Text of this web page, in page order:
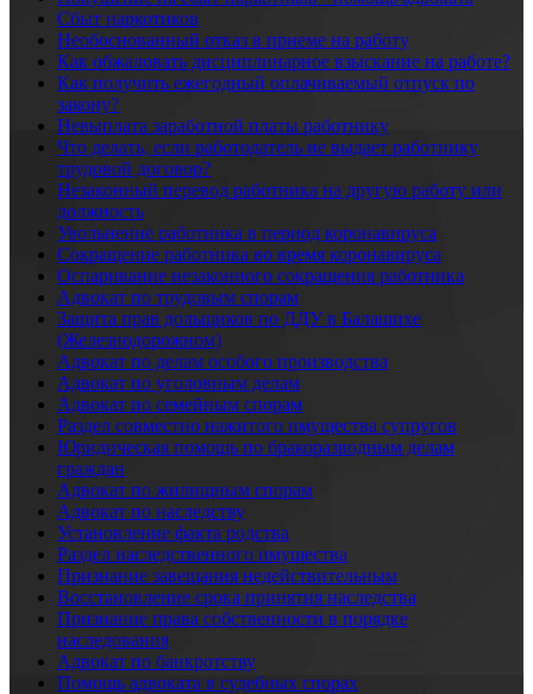
Сбыт наркотиков
Необоснованный отказ в приеме на работу
Как обжаловать дисциплинарное взыскание на работе?
Как получить ежегодный оплачиваемый отпуск по
закону?
Невыплата заработной платы работнику
Что делать, если работодатель не выдает работнику
трудовой договор?
Незаконный перевод работника на другую работу или
должность
Увольнение работника в период коронавируса
Сокращение работника во время коронавируса
Оспаривание незаконного сокращения работника
Адвокат по трудовым спорам
Защита прав дольщиков по ДДУ в Балашихе
(Железнодорожном)
Адвокат по делам особого производства
Адвокат по уголовным делам
Адвокат по семейным спорам
Раздел совместно нажитого имущества супругов
Юридическая помощь по бракоразводным делам
граждан
Адвокат по жилищным спорам
Адвокат по наследству
Установление факта родства
Раздел наследственного имущества
Признание завещания недействительным
Восстановление срока принятия наследства
Признание права собственности в порядке
наследования
Адвокат по банкротству
Помощь адвоката в судебных спорах